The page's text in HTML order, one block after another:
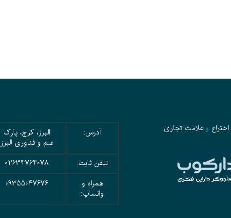
اختراع وعلامت تجاری آدرس:
البرز، کرج، پارک
علم و فناوری البرز
تلفن ثابت:
02634764078
همراه و
واتساپ:
09355047676